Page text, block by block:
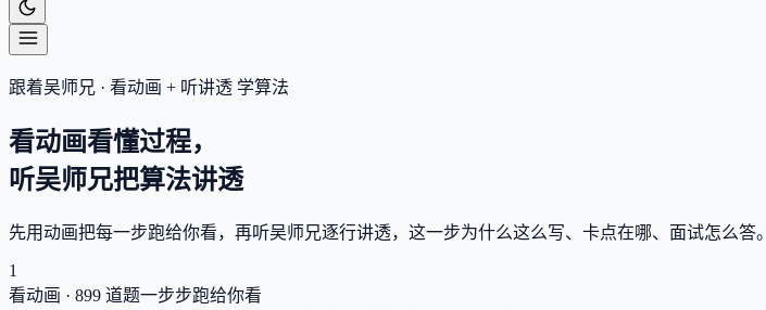
跟着吴师兄 · 看动画 + 听讲透 学算法
看动画看懂过程，
听吴师兄把算法讲透
先用动画把每一步跑给你看，再听吴师兄逐行讲透，这一步为什么这么写、卡点在哪、面试怎么答。
1
看动画 · 899 道题一步步跑给你看